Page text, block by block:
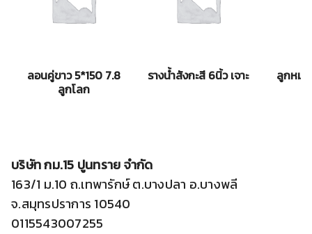
ลอนคู่ขาว 5*150 7.8
ลูกโลก
รางน้ำสังกะสี 6นิ้ว เจาะ
ลูกหมุน
บริษัท กม.15 ปูนทราย จำกัด
163/1 ม.10 ถ.เทพารักษ์ ต.บางปลา อ.บางพลี
จ.สมุทรปราการ 10540
0115543007255